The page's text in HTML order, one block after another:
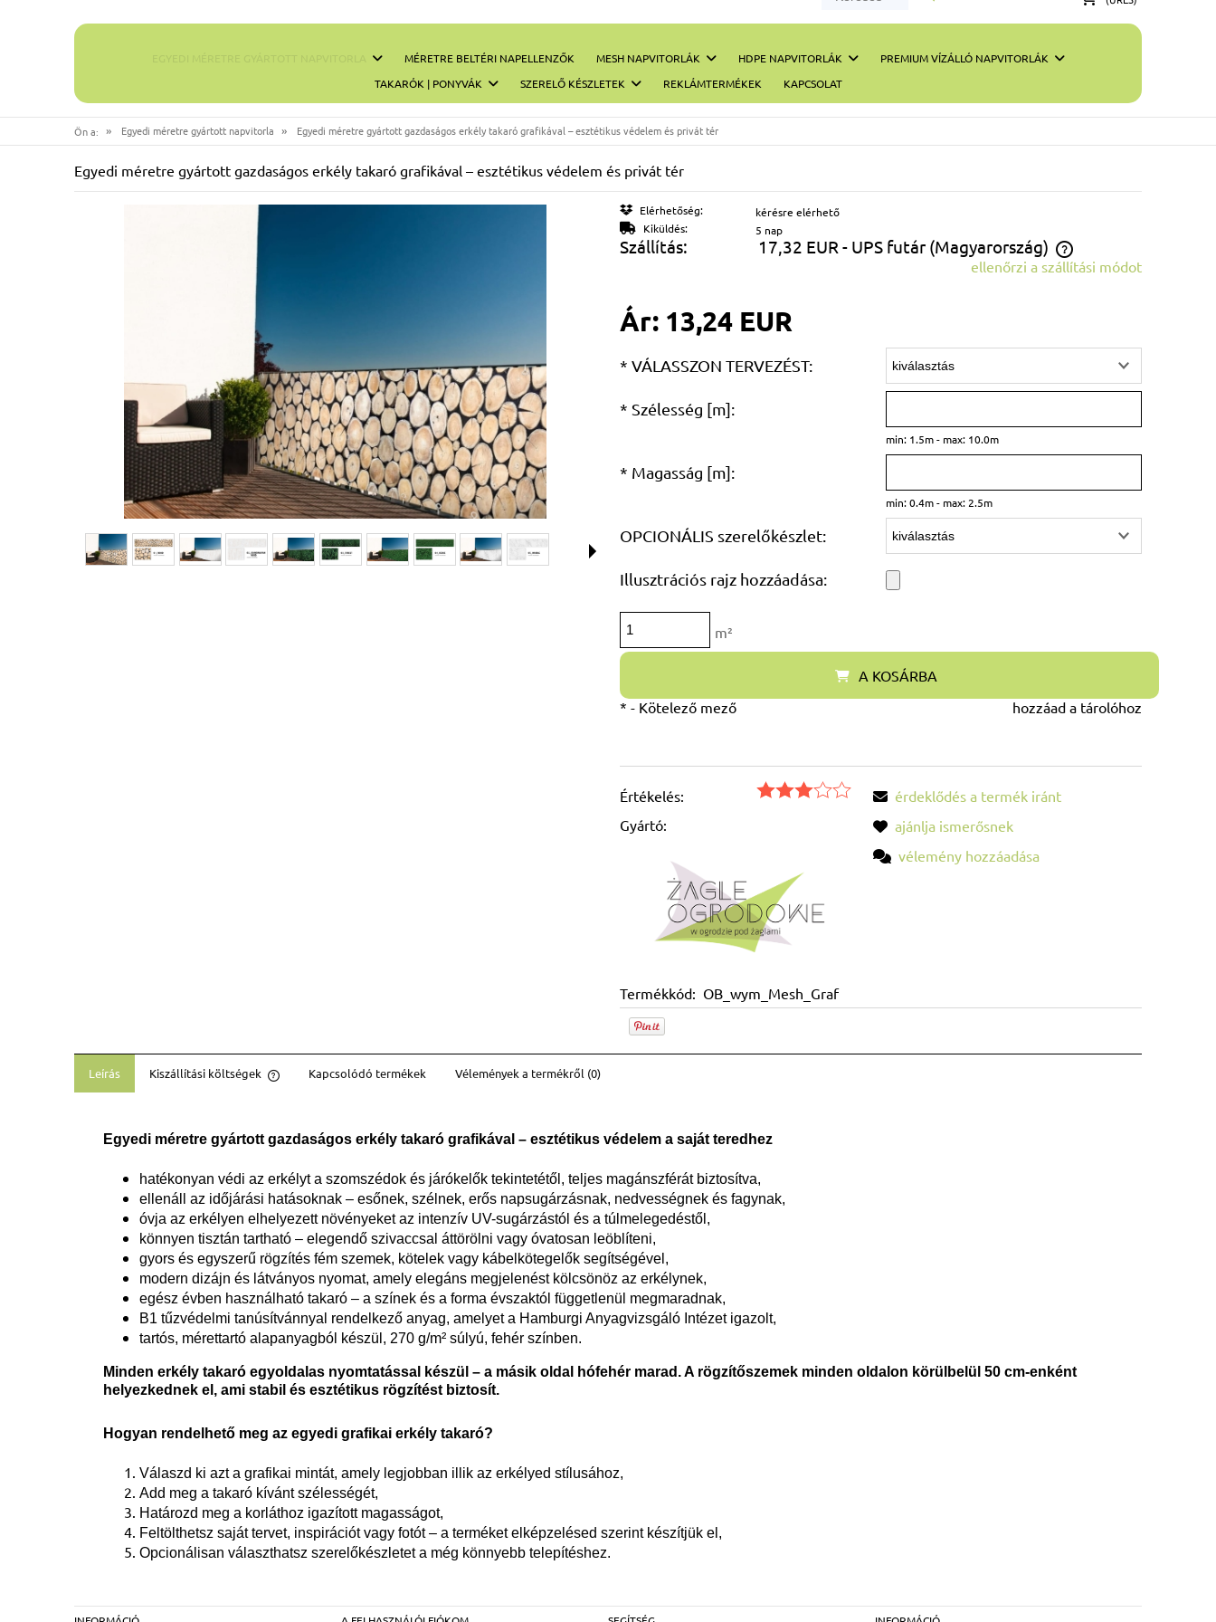
MÉRETRE BELTÉRI NAPELLENZŐK MESH NAPVITORLÁK HDPE NAPVITORLÁK
PREMIUM VÍZÁLLÓ NAPVITORLÁK
TAKARÓK | PONYVÁK
SZERELŐ KÉSZLETEK REKLÁMTERMÉKEK KAPCSOLAT
Ön a: » Egyedi méretre gyártott napvitorla » Egyedi méretre gyártott gazdaságos erkély takaró grafikával – esztétikus védelem és privát tér
Egyedi méretre gyártott gazdaságos erkély takaró grafikával – esztétikus védelem és privát tér
Elérhetőség:
kérésre elérhető
Kiküldés:
5 nap
Szállítás: 17,32 EUR - UPS futár (Magyarország)
ellenőrzi a szállítási módot
Ár: 13,24 EUR
* VÁLASSZON TERVEZÉST:
* Szélesség [m]:
min: 1.5m - max: 10.0m
* Magasság [m]:
min: 0.4m - max: 2.5m
OPCIONÁLIS szerelőkészlet:
Illusztrációs rajz hozzáadása:
m²
A KOSÁRBA
hozzáad a tárolóhoz
* - Kötelező mező
Értékelés:
Gyártó:
Termékkód: OB_wym_Mesh_Graf
érdeklődés a termék iránt
ajánlja ismerősnek
vélemény hozzáadása
Leírás Kiszállítási költségek
költségeket
Kapcsolódó termékek Vélemények a termékről (0)
Egyedi méretre gyártott gazdaságos erkély takaró grafikával – esztétikus védelem a saját teredhez
hatékonyan védi az erkélyt a szomszédok és járókelők tekintetétől, teljes magánszférát biztosítva,
ellenáll az időjárási hatásoknak – esőnek, szélnek, erős napsugárzásnak, nedvességnek és fagynak,
óvja az erkélyen elhelyezett növényeket az intenzív UV-sugárzástól és a túlmelegedéstől,
könnyen tisztán tartható – elegendő szivaccsal áttörölni vagy óvatosan leöblíteni,
gyors és egyszerű rögzítés fém szemek, kötelek vagy kábelkötegelők segítségével,
modern dizájn és látványos nyomat, amely elegáns megjelenést kölcsönöz az erkélynek,
egész évben használható takaró – a színek és a forma évszaktól függetlenül megmaradnak,
B1 tűzvédelmi tanúsítvánnyal rendelkező anyag, amelyet a Hamburgi Anyagvizsgáló Intézet igazolt,
tartós, mérettartó alapanyagból készül, 270 g/m² súlyú, fehér színben.
Minden erkély takaró egyoldalas nyomtatással készül – a másik oldal hófehér marad. A rögzítőszemek minden oldalon körülbelül 50 cm-enként
helyezkednek el, ami stabil és esztétikus rögzítést biztosít.
Hogyan rendelhető meg az egyedi grafikai erkély takaró?
Válaszd ki azt a grafikai mintát, amely legjobban illik az erkélyed stílusához,
Add meg a takaró kívánt szélességét,
Határozd meg a korláthoz igazított magasságot,
Feltölthetsz saját tervet, inspirációt vagy fotót – a terméket elképzelésed szerint készítjük el,
Opcionálisan választhatsz szerelőkészletet a még könnyebb telepítéshez.